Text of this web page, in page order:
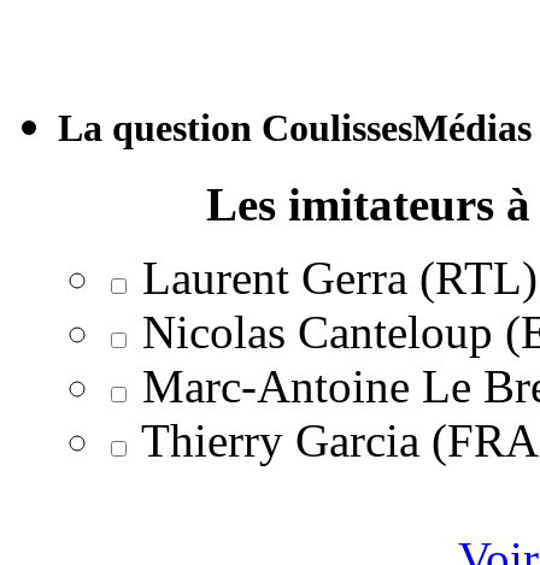
La question CoulissesMédias
Les imitateurs
Laurent Gerra (RTL)
Nicolas Canteloup
Marc-Antoine Le
Thierry Garcia